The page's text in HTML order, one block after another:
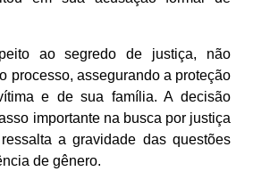
ao segredo de justiça, não
processo, assegurando a proteção
e de sua família. A decisão
importante na busca por justiça
a gravidade das questões
de gênero.